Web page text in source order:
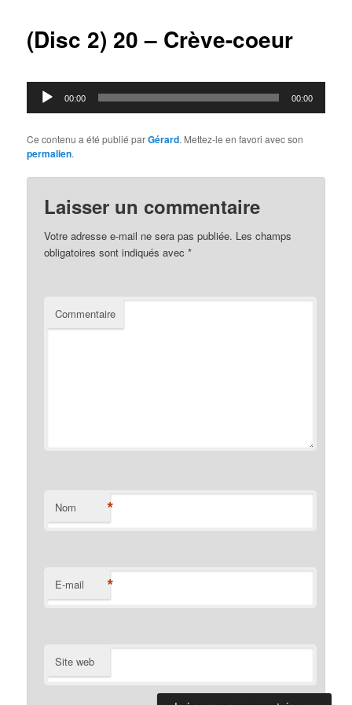
(Disc 2) 20 – Crève-coeur
Lecteur
audio
00:00 00:00
Ce contenu a été publié parGérard. Mettez-le en favori avec son
permalien.
Laisser un commentaire
Votre adresse e-mail ne sera pas publiée. Les champs
obligatoires sont indiqués avec*
Commentaire
Nom *
E-mail *
Site web